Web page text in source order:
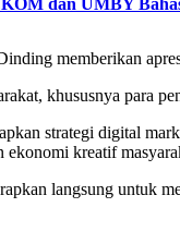
memberikan
khususnya para
strategi digital
kreatif
langsung untuk